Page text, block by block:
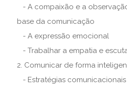
- A compaixão e a
base da comunicação
- A expressão emocional
- Trabalhar a empatia e
2. Comunicar de forma
- Estratégias